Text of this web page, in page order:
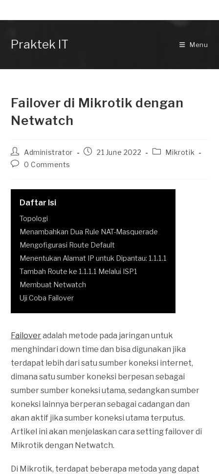
Praktek IT Menu
Failover di Mikrotik dengan
Netwatch
Post
author:
Administrator
Post21 June 2022
PostMikrotik
Post0 Comments
Daftar Isi
Topologi
Menambahkan Dua Rule NAT-Masquerade
Mengofigurasi Route Default
Menentukan Alamat IP untuk Dipantau: 1.1.1.1
Tambah Route ke 1.1.1.1 Melalui ISP1
Membuat Netwatch
Uji Coba Failover
Failoveradalah metode pada jaringan untuk
menghindari down time dan bisa digunakan jika
terdapat lebih dari satu sumber koneksi internet,
dimana satu sumber koneksi berpesan sebagai
sumber sumber koneksi utama, sedangkan sumber
koneksi lainnya berperan sebagai cadangan dan
akan aktif jika sumber koneksi utama terputus.
Artikel ini akan menjelaskan cara setting failover di
Mikrotik dengan Netwatch.
Di Mikrotik, terdapat beberapa metoda yang dapat